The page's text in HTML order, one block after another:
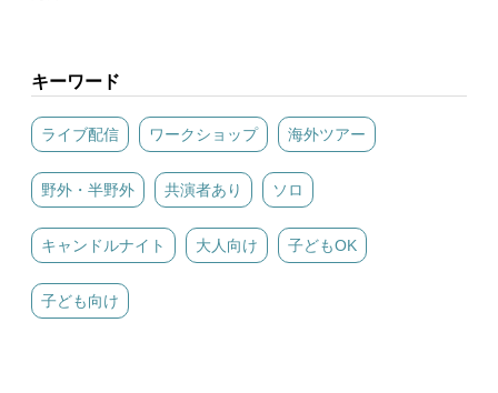
キーワード
ライブ配信 ワークショップ 海外ツアー
野外・半野外 共演者あり ソロ
キャンドルナイト 大人向け 子どもOK
子ども向け